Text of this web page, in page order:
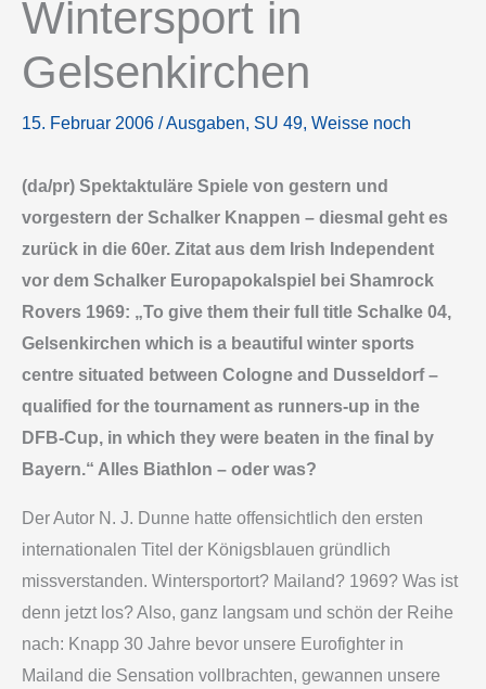
Wintersport in
Gelsenkirchen
15. Februar 2006 /Ausgaben, SU 49, Weisse noch
(da/pr) Spektaktuläre Spiele von gestern und
vorgestern der Schalker Knappen – diesmal geht es
zurück in die 60er. Zitat aus dem Irish Independent
vor dem Schalker Europapokalspiel bei Shamrock
Rovers 1969: „To give them their full title Schalke 04,
Gelsenkirchen which is a beautiful winter sports
centre situated between Cologne and Dusseldorf –
qualified for the tournament as runners-up in the
DFB-Cup, in which they were beaten in the final by
Bayern.“ Alles Biathlon – oder was?
Der Autor N. J. Dunne hatte offensichtlich den ersten
internationalen Titel der Königsblauen gründlich
missverstanden. Wintersportort? Mailand? 1969? Was ist
denn jetzt los? Also, ganz langsam und schön der Reihe
nach: Knapp 30 Jahre bevor unsere Eurofighter in
Mailand die Sensation vollbrachten, gewannen unsere